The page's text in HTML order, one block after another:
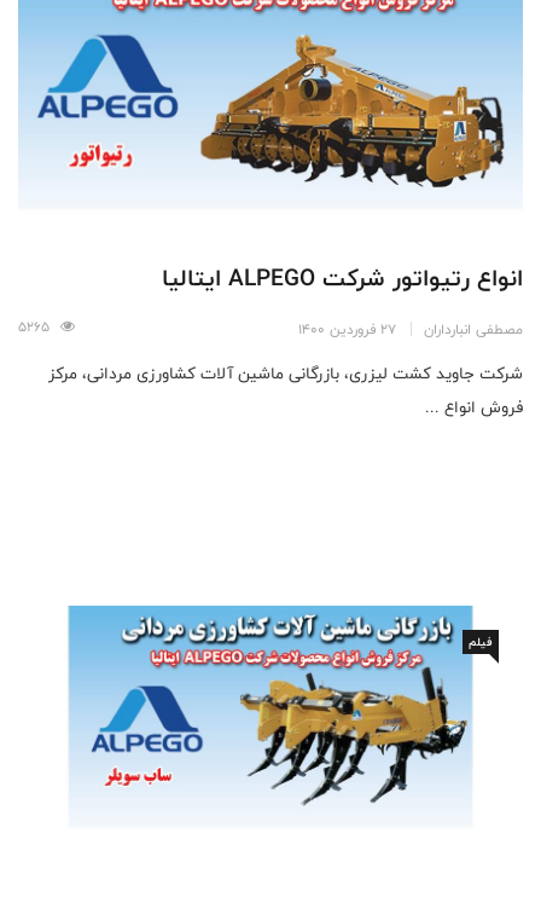
انواع رتیواتور شرکت ALPEGO ایتالیا
مصطفی انبارداران 27 فروردین 1400
شرکت جاوید کشت لیزری، بازرگانی ماشین آلات کشاورزی مردانی، مرکز
فروش انواع ...
فیلم